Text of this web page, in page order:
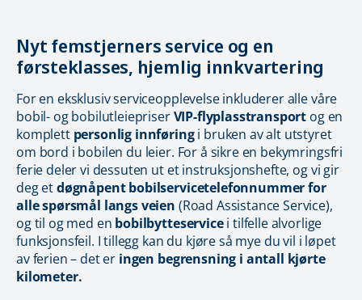
Nyt femstjerners service og en
førsteklasses, hjemlig innkvartering
For en eksklusiv serviceopplevelse inkluderer alle våre
bobil- og bobilutleiepriserVIP-flyplasstransport og en
komplett personlig innføringi bruken av alt utstyret
om bord i bobilen du leier. For å sikre en bekymringsfri
ferie deler vi dessuten ut et instruksjonshefte, og vi gir
deg etdøgnåpent bobilservicetelefonnummer for
alle spørsmål langs veien (Road Assistance Service),
og til og med en bobilbytteservicei tilfelle alvorlige
funksjonsfeil. I tillegg kan du kjøre så mye du vil i løpet
av ferien – det er ingen begrensning i antall kjørte
kilometer.